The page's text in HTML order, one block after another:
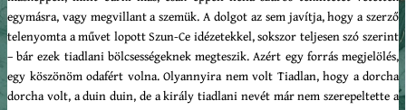
egymásra, vagy megvillant a szemük. A dolgot az sem javítja, hogy a szerző
telenyomta a művet lopott Szun-Ce idézetekkel, sokszor teljesen szó szerint
– bár ezek tiadlani bölcsességeknek megteszik. Azért egy forrás megjelölés,
egy köszönöm odafért volna. Olyannyira nem volt Tiadlan, hogy a dorcha
dorcha volt, a duin duin, de a király tiadlani nevét már nem szerepeltette a